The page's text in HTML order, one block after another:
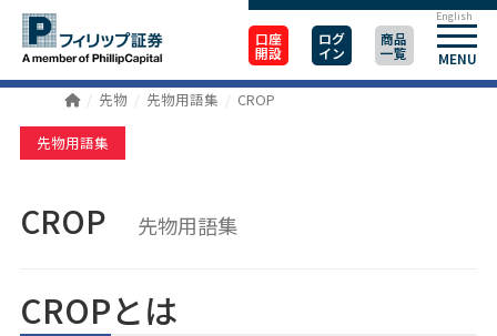
口座
開設
ログ
イン
商品
一覧 MENU
English
先物 先物用語集 CROP
先物用語集
CROP 先物用語集
CROPとは